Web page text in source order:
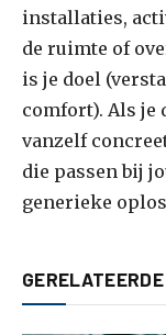
installaties,
de ruimte of
is je doel
comfort). Als je
vanzelf
die passen bij
generieke